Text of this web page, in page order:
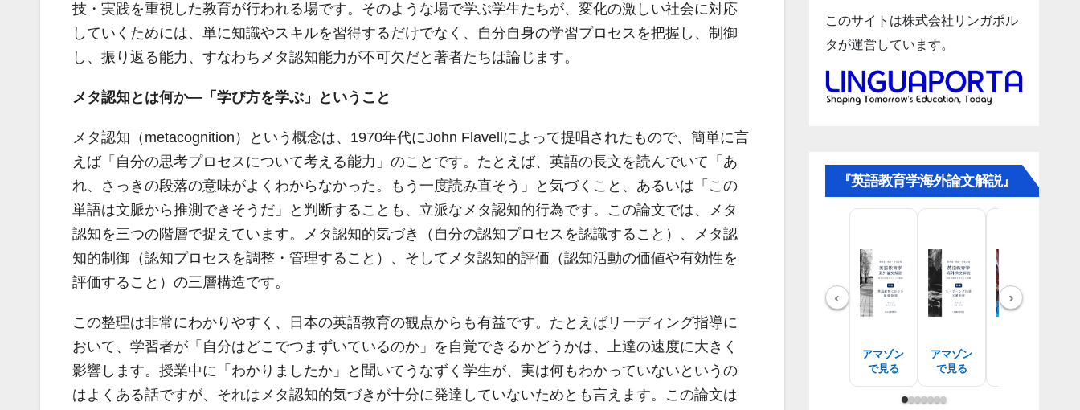
技・実践を重視した教育が行われる場です。そのような場で学ぶ学生たちが、変化の激しい社会に対応
していくためには、単に知識やスキルを習得するだけでなく、自分自身の学習プロセスを把握し、制御
し、振り返る能力、すなわちメタ認知能力が不可欠だと著者たちは論じます。
メタ認知とは何か―「学び方を学ぶ」ということ
メタ認知（metacognition）という概念は、1970年代にJohn Flavellによって提唱されたもので、簡単に言
えば「自分の思考プロセスについて考える能力」のことです。たとえば、英語の長文を読んでいて「あ
れ、さっきの段落の意味がよくわからなかった。もう一度読み直そう」と気づくこと、あるいは「この
単語は文脈から推測できそうだ」と判断することも、立派なメタ認知的行為です。この論文では、メタ
認知を三つの階層で捉えています。メタ認知的気づき（自分の認知プロセスを認識すること）、メタ認
知的制御（認知プロセスを調整・管理すること）、そしてメタ認知的評価（認知活動の価値や有効性を
評価すること）の三層構造です。
この整理は非常にわかりやすく、日本の英語教育の観点からも有益です。たとえばリーディング指導に
おいて、学習者が「自分はどこでつまずいているのか」を自覚できるかどうかは、上達の速度に大きく
影響します。授業中に「わかりましたか」と聞いてうなずく学生が、実は何もわかっていないというの
はよくある話ですが、それはメタ認知的気づきが十分に発達していないためとも言えます。この論文は
このサイトは株式会社リンガポル
タが運営しています。
『英語教育学海外論文解説』
‹
アマゾン
で見る
アマゾン
で見る
›